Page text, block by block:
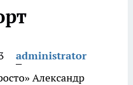
administrator
Александр